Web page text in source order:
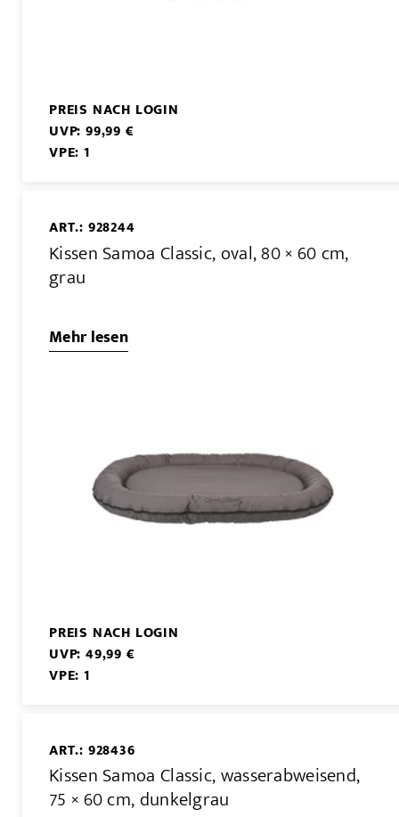
PREIS NACH LOGIN
UVP: 99,99 €
VPE: 1
ART.: 928244
Kissen Samoa Classic, oval, 80 × 60 cm,
grau
Mehr lesen
PREIS NACH LOGIN
UVP: 49,99 €
VPE: 1
ART.: 928436
Kissen Samoa Classic, wasserabweisend,
75 × 60 cm, dunkelgrau